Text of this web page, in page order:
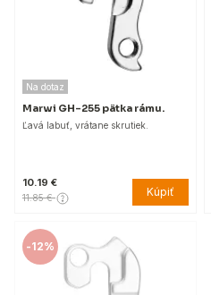
Na dotaz
Marwi GH-255 pätka rámu.
Ľavá labuť, vrátane skrutiek.
10.19 €
11.85 € Kúpiť
-12%